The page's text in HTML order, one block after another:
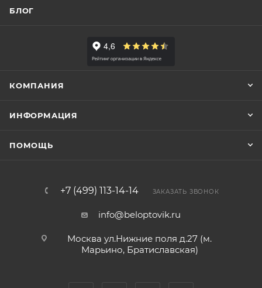
БЛОГ
КОМПАНИЯ
ИНФОРМАЦИЯ
ПОМОЩЬ
+7 (499) 113-14-14 ЗАКАЗАТЬ ЗВОНОК
info@beloptovik.ru
Москва ул.Нижние поля д.27 (м.
Марьино, Братиславская)